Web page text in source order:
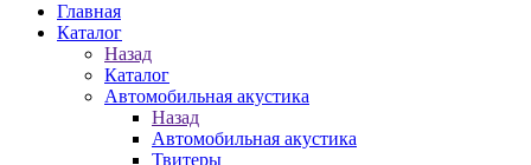
Главная
Каталог
Назад
Каталог
Автомобильная акустика
Назад
Автомобильная акустика
Твитеры